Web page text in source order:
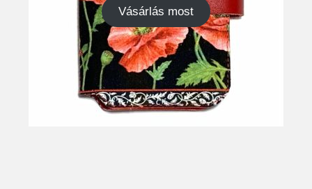
Vásárlás most